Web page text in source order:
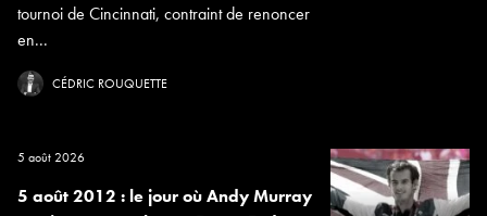
tournoi de Cincinnati, contraint de renoncer
en...
CÉDRIC ROUQUETTE
5 août 2026
5 août 2012 : le jour où Andy Murray